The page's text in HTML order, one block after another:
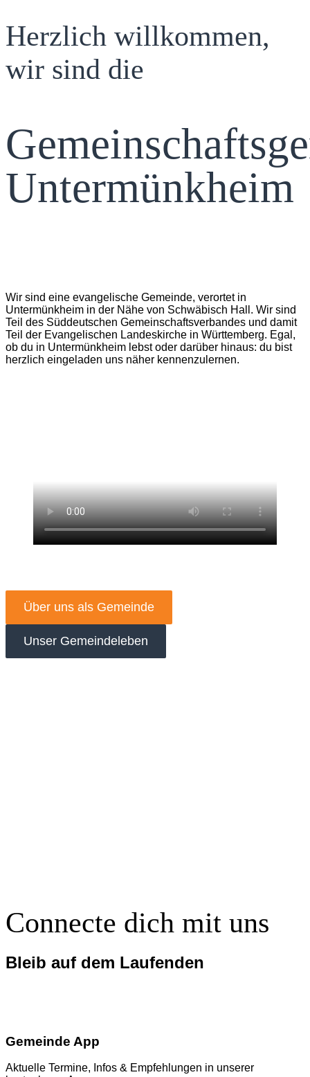
Herzlich willkommen,
wir sind die
Untermünkheim
Wir sind eine evangelische Gemeinde, verortet in
Untermünkheim in der Nähe von Schwäbisch Hall. Wir sind
Teil des Süddeutschen Gemeinschaftsverbandes und damit
Teil der Evangelischen Landeskirche in Württemberg. Egal,
ob du in Untermünkheim lebst oder darüber hinaus: du bist
herzlich eingeladen uns näher kennenzulernen.
Über uns als Gemeinde
Unser Gemeindeleben
Connecte dich mit uns
Bleib auf dem Laufenden
Gemeinde App
Aktuelle Termine, Infos & Empfehlungen in unserer